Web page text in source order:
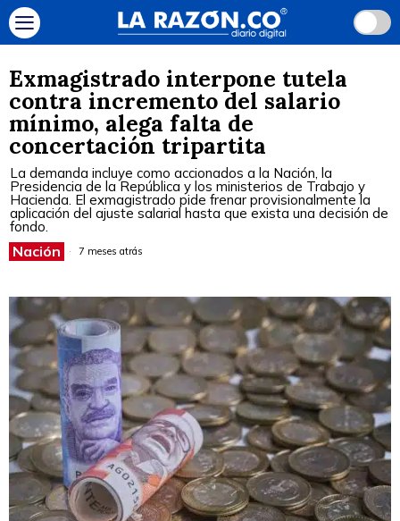
Exmagistrado interpone tutela
contra incremento del salario
mínimo, alega falta de
concertación tripartita
La demanda incluye como accionados a la Nación, la
Presidencia de la República y los ministerios de Trabajo y
Hacienda. El exmagistrado pide frenar provisionalmente la
aplicación del ajuste salarial hasta que exista una decisión de
fondo.
Nación 7 meses atrás